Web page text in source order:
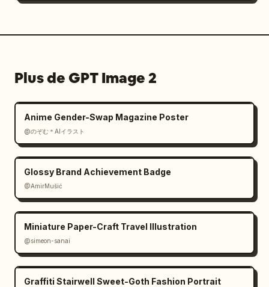
    }
Plus de GPT Image 2
Anime Gender-Swap Magazine Poster
@のぞむ＊AIイラスト
Glossy Brand Achievement Badge
@AmirMušić
Miniature Paper-Craft Travel Illustration
@simeon-sanai
Graffiti Stairwell Sweet-Goth Fashion Portrait